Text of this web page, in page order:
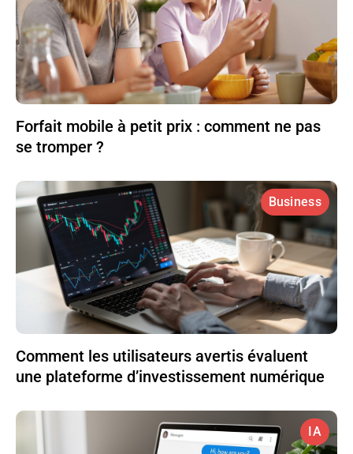
Forfait mobile à petit prix : comment ne pas
se tromper ?
Business
Comment les utilisateurs avertis évaluent
une plateforme d’investissement numérique
IA